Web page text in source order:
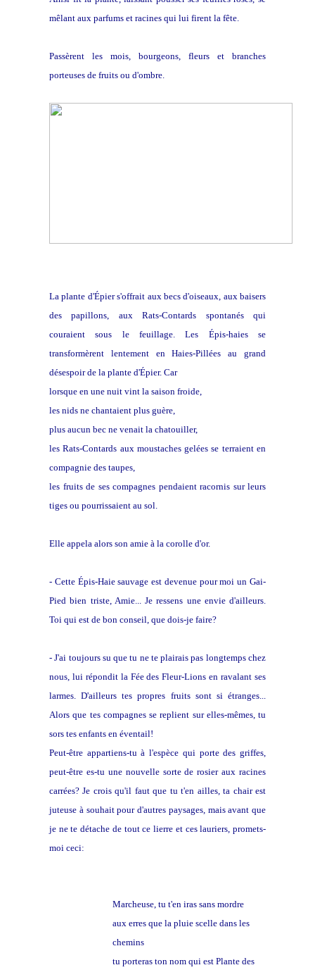
mêlant aux parfums et racines qui lui firent la fête.
Passèrent les mois, bourgeons, fleurs et branches
porteuses de fruits ou d'ombre.
La plante d'Épier s'offrait aux becs d'oiseaux, aux baisers
des papillons, aux Rats-Contards spontanés qui
couraient sous le feuillage. Les Épis-haies se
transformèrent lentement en Haies-Pillées au grand
désespoir de la plante d'Épier. Car
lorsque en une nuit vint la saison froide,
les nids ne chantaient plus guère,
plus aucun bec ne venait la chatouiller,
les Rats-Contards aux moustaches gelées se terraient en
compagnie des taupes,
les fruits de ses compagnes pendaient racornis sur leurs
tiges ou pourrissaient au sol.
Elle appela alors son amie à la corolle d'or.
- Cette Épis-Haie sauvage est devenue pour moi un Gai-
Pied bien triste, Amie... Je ressens une envie d'ailleurs.
Toi qui est de bon conseil, que dois-je faire?
- J'ai toujours su que tu ne te plairais pas longtemps chez
nous, lui répondit la Fée des Fleur-Lions en ravalant ses
larmes. D'ailleurs tes propres fruits sont si étranges...
Alors que tes compagnes se replient sur elles-mêmes, tu
sors tes enfants en éventail!
Peut-être appartiens-tu à l'espèce qui porte des griffes,
peut-être es-tu une nouvelle sorte de rosier aux racines
carrées? Je crois qu'il faut que tu t'en ailles, ta chair est
juteuse à souhait pour d'autres paysages, mais avant que
je ne te détache de tout ce lierre et ces lauriers, promets-
moi ceci:
Marcheuse, tu t'en iras sans mordre
aux erres que la pluie scelle dans les
chemins
tu porteras ton nom qui est Plante des